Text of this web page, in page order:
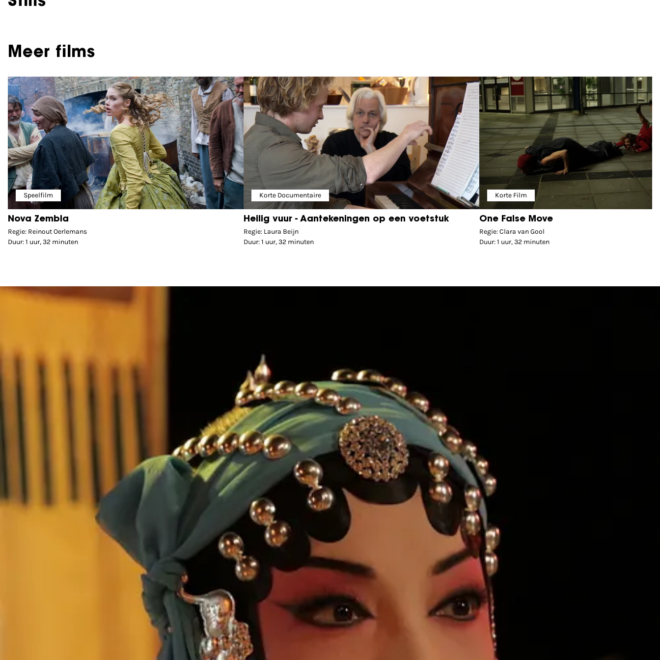
Meer films
Speelfilm
Nova Zembla
Regie: Reinout Oerlemans
Duur: 1 uur, 32 minuten
Korte Documentaire
Heilig vuur - Aantekeningen op een voetstuk
Regie: Laura Beijn
Duur: 1 uur, 32 minuten
Korte Film
One False Move
Regie: Clara van Gool
Duur: 1 uur, 32 minuten